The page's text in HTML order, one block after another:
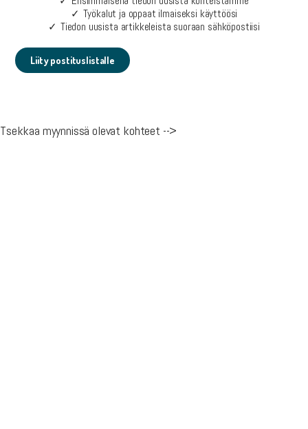
Työkalut ja oppaat ilmaiseksi käyttöösi
Tiedon uusista artikkeleista suoraan sähköpostiisi
Liity postituslistalle
Tsekkaa myynnissä olevat kohteet -->